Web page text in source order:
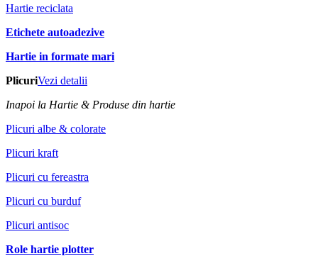
Hartie reciclata
Etichete autoadezive
Hartie in formate mari
PlicuriVezi detalii
Inapoi la Hartie & Produse din hartie
Plicuri albe & colorate
Plicuri kraft
Plicuri cu fereastra
Plicuri cu burduf
Plicuri antisoc
Role hartie plotter